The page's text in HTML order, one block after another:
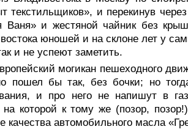
текстильщиков», и перекинув
Ваня» и жестяной чайник без
юношей и на склоне лет у
и не успеют заметить.
могикан пешеходного
пошел бы так, без бочки; но
и про него не напишут в
на которой к тому же (позор,
качества автомобильного масла